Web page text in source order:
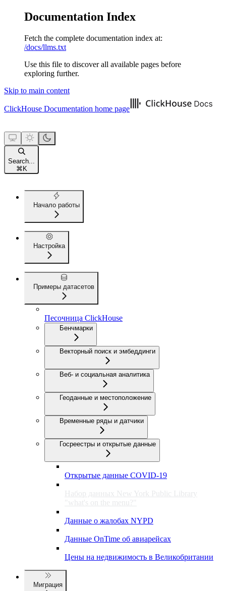
Documentation Index
Fetch the complete documentation index at:
/docs/llms.txt
Use this file to discover all available pages before
exploring further.
Skip to main content
ClickHouse Documentation home page
Search...
⌘ K
Начало работы
Настройка
Примеры датасетов
Песочница ClickHouse
Бенчмарки
Векторный поиск и эмбеддинги
Веб- и социальная аналитика
Геоданные и местоположение
Временные ряды и датчики
Госреестры и открытые данные
Открытые данные COVID-19
Набор данных New York Public Library
"what's on the menu?"
Данные о жалобах NYPD
Данные OnTime об авиарейсах
Цены на недвижимость в Великобритании
Миграция